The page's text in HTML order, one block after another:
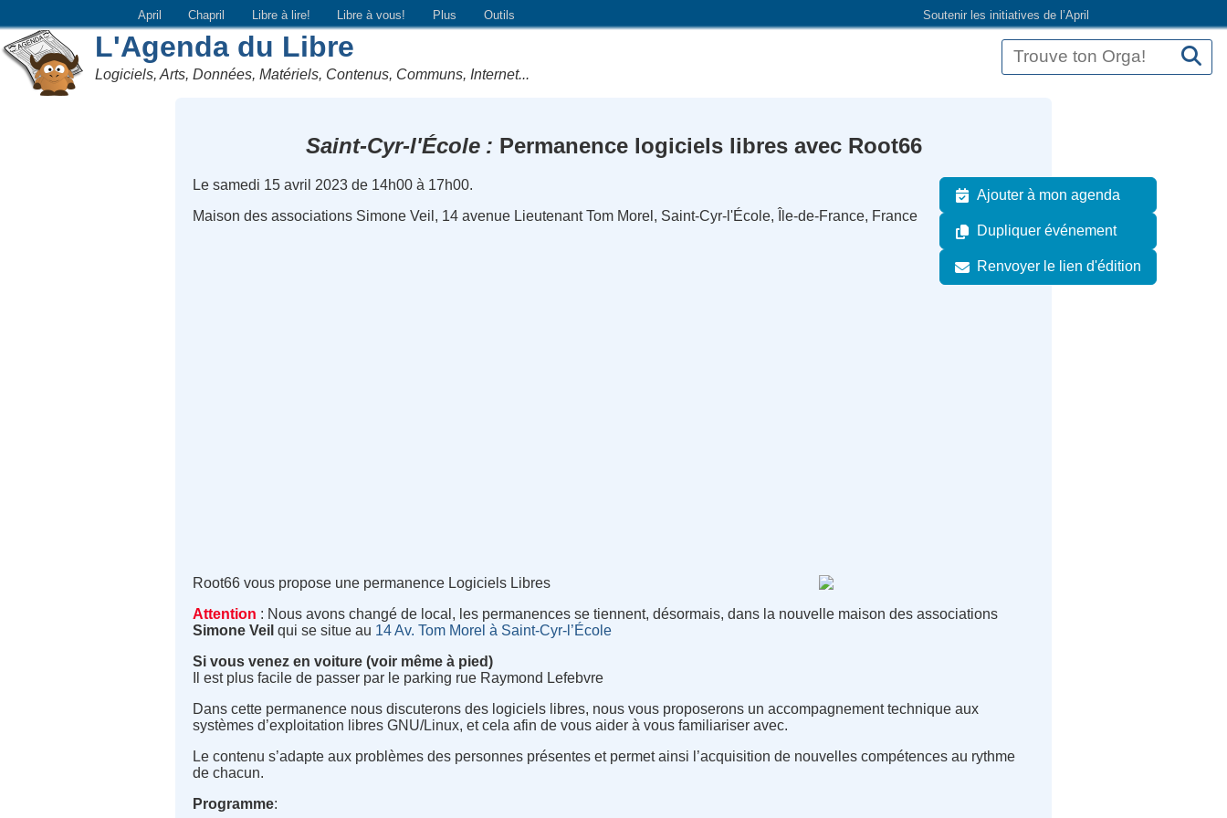
Soutenir les initiatives de l’April
April Chapril Libre à lire! Libre à vous! Plus Outils
L'Agenda du Libre
Logiciels, Arts, Données, Matériels, Contenus, Communs, Internet...
Saint-Cyr-l'École Permanence logiciels libres avec Root66
Ajouter à mon agenda
Dupliquer événement
Renvoyer le lien d'édition
Le samedi 15 avril 2023 de 14h00 à 17h00.
Maison des associations Simone Veil, 14 avenue Lieutenant Tom Morel, Saint-Cyr-l'École, Île-de-France, France
Root66 vous propose une permanence Logiciels Libres
Attention : Nous avons changé de local, les permanences se tiennent, désormais, dans la nouvelle maison des associations
Simone Veil qui se situe au 14 Av. Tom Morel à Saint-Cyr-l’École
Si vous venez en voiture (voir même à pied)
Il est plus facile de passer par le parking rue Raymond Lefebvre
Dans cette permanence nous discuterons des logiciels libres, nous vous proposerons un accompagnement technique aux
systèmes d’exploitation libres GNU/Linux, et cela afin de vous aider à vous familiariser avec.
Le contenu s’adapte aux problèmes des personnes présentes et permet ainsi l’acquisition de nouvelles compétences au rythme
de chacun.
Programme: